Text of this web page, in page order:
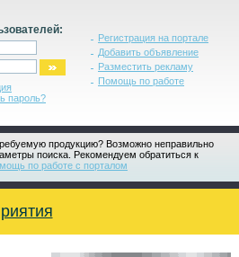
пароль?
Регистрация на портале
Добавить объявление
Разместить рекламу
Помощь по работе
продукцию? Возможно неправильно
поиска. Рекомендуем обратиться к
по работе с порталом